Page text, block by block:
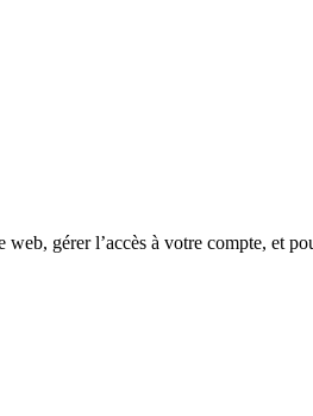
gérer l’accès à votre compte, et